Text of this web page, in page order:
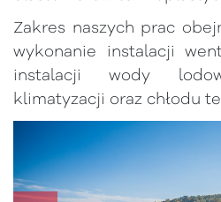
Zakres naszych prac
wykonanie instalacji
instalacji wody
klimatyzacji oraz chłodu